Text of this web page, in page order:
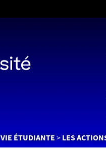
VIE ÉTUDIANTE LES